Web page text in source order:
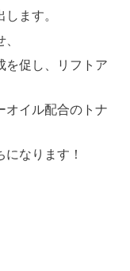
ます。
を促し、リフトア
オイル配合のトナ
なります！